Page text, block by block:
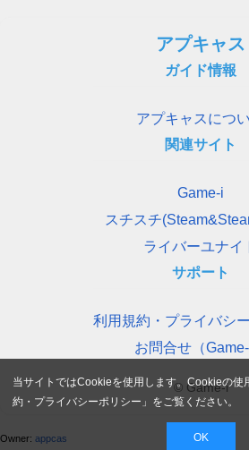
アプキャス
ガイド情報
アプキャスにつ
関連サイト
Game-i
スチスチ
ライバーユナイ
サポート
利用規約・プライバシ
お問合せ（Game-i
© Game-i
Owner: appcas
当サイトではCookieを使用します。Cookieの使
約・プライバシーポリシー 」をご覧ください。
OK